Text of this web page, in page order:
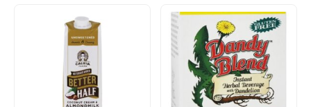
é:
R$123,45.
era:
R$437,53.
é:
R$317,45.